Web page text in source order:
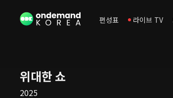
편성표 라이브 TV
위대한 쇼
2025